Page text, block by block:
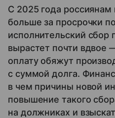
С 2025 года россиянам
больше за просрочки
исполнительский сбор
вырастет почти вдвое
оплату обяжут
с суммой долга.
в чем причины новой
повышение такого
на должниках и